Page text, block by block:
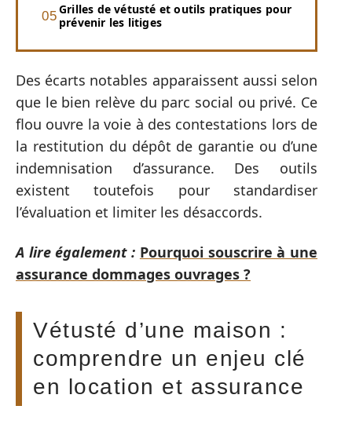
Grilles de vétusté et outils pratiques pour
prévenir les litiges
Des écarts notables apparaissent aussi selon
que le bien relève du parc social ou privé. Ce
flou ouvre la voie à des contestations lors de
la restitution du dépôt de garantie ou d’une
indemnisation d’assurance. Des outils
existent toutefois pour standardiser
l’évaluation et limiter les désaccords.
A lire également : Pourquoi souscrire à une
assurance dommages ouvrages ?
Vétusté d’une maison :
comprendre un enjeu clé
en location et assurance